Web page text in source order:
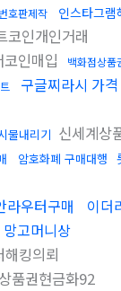
번호판제작 인스타그램
코인개인거래
코인매입 백화점상
구글찌라시 가격
물내리기 신세계상
암호화폐 구매대행
라우터구매 이더
망고머니상
해킹의뢰
품권현금화92